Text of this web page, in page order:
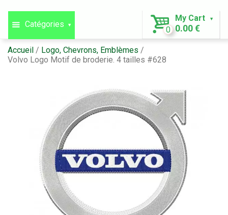
Catégories
My Cart
0 0.00 €
Accueil
Logo, Chevrons, Emblèmes
Volvo Logo Motif de broderie. 4 tailles #628